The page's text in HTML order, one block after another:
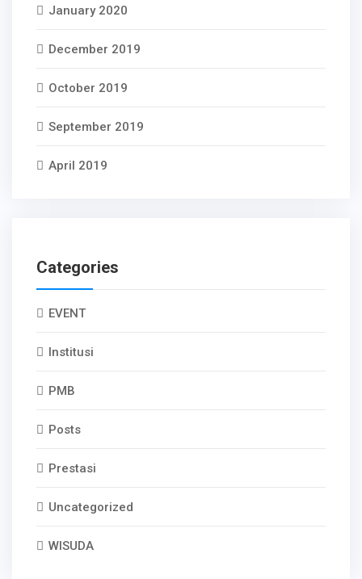
January 2020
December 2019
October 2019
September 2019
April 2019
Categories
EVENT
Institusi
PMB
Posts
Prestasi
Uncategorized
WISUDA